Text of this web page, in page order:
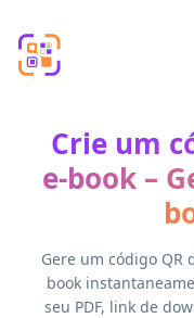
Crie um
e-book –
Gere um código QR
book
seu PDF, link de